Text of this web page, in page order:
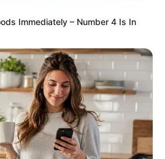
Immediately – Number 4 Is In